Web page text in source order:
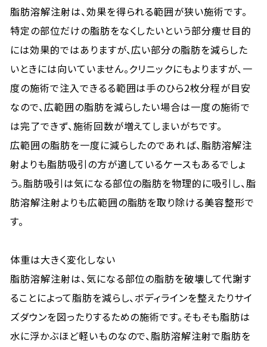
脂肪溶解注射は、効果を得られる範囲が狭い施術です。
特定の部位だけの脂肪をなくしたいという部分痩せ目的
には効果的ではありますが、広い部分の脂肪を減らした
いときには向いていません。クリニックにもよりますが、一
度の施術で注入できるる範囲は手のひら2枚分程が目安
なので、広範囲の脂肪を減らしたい場合は一度の施術で
は完了できず、施術回数が増えてしまいがちです。
広範囲の脂肪を一度に減らしたのであれば、脂肪溶解注
射よりも脂肪吸引の方が適しているケースもあるでしょ
う。脂肪吸引は気になる部位の脂肪を物理的に吸引し、脂
肪溶解注射よりも広範囲の脂肪を取り除ける美容整形で
す。
体重は大きく変化しない
脂肪溶解注射は、気になる部位の脂肪を破壊して代謝す
ることによって脂肪を減らし、ボディラインを整えたりサイ
ズダウンを図ったりするための施術です。そもそも脂肪は
水に浮かぶほど軽いものなので、脂肪溶解注射で脂肪を